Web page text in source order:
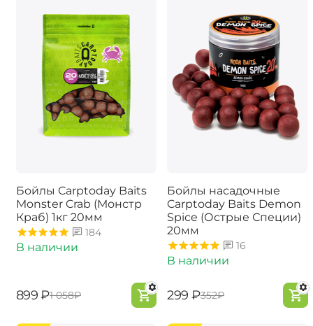
Бойлы Carptoday Baits
Monster Crab (Монстр
Краб) 1кг 20мм
184
В наличии
‍899‍ ₽‍1 058‍₽
Бойлы насадочные
Carptoday Baits Demon
Spice (Острые Специи)
20мм
16
В наличии
‍299‍ ₽‍352‍₽